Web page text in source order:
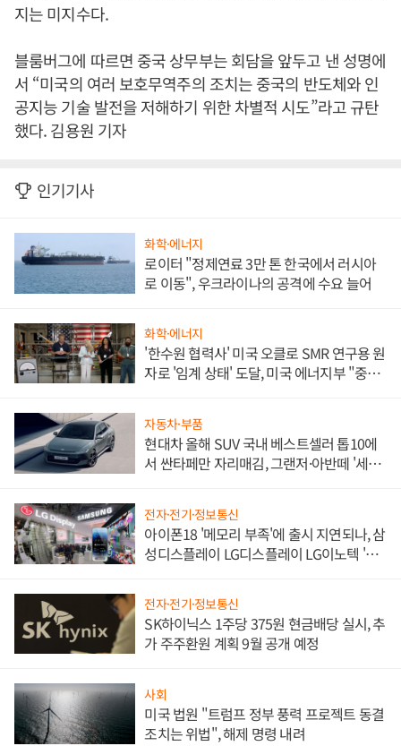
지는 미지수다.
블룸버그에 따르면 중국 상무부는 회담을 앞두고 낸 성명에
서 “미국의 여러 보호무역주의 조치는 중국의 반도체와 인
공지능 기술 발전을 저해하기 위한 차별적 시도”라고 규탄
했다. 김용원 기자
인기기사
화학·에너지
로이터 "정제연료 3만 톤 한국에서 러시아
로 이동", 우크라이나의 공격에 수요 늘어
화학·에너지
'한수원 협력사' 미국 오클로 SMR 연구용 원
자로 '임계 상태' 도달, 미국 에너지부 "중요
자동차·부품
현대차 올해 SUV 국내 베스트셀러 톱10에
서 싼타페만 자리매김, 그랜저·아반떼 '세단
전자·전기·정보통신
아이폰18 '메모리 부족'에 출시 지연되나, 삼
성디스플레이 LG디스플레이 LG이노텍 '탈
전자·전기·정보통신
SK하이닉스 1주당 375원 현금배당 실시, 추
가 주주환원 계획 9월 공개 예정
사회
미국 법원 "트럼프 정부 풍력 프로젝트 동결
조치는 위법", 해제 명령 내려